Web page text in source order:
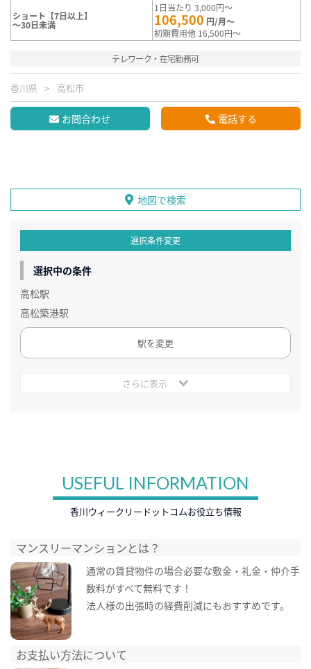
ショート【7日以上】
～30日未満
1日当たり 3,000円～
106,500 円/月～
初期費用他 16,500円～
テレワーク・在宅勤務可
香川県 高松市
お問合わせ 電話する
地図で検索
選択条件変更
選択中の条件
高松駅
高松築港駅
駅を変更
さらに表示
USEFUL INFORMATION
香川ウィークリードットコムお役立ち情報
マンスリーマンションとは？
通常の賃貸物件の場合必要な敷金・礼金・仲介手
数料がすべて無料です！
法人様の出張時の経費削減にもおすすめです。
お支払い方法について